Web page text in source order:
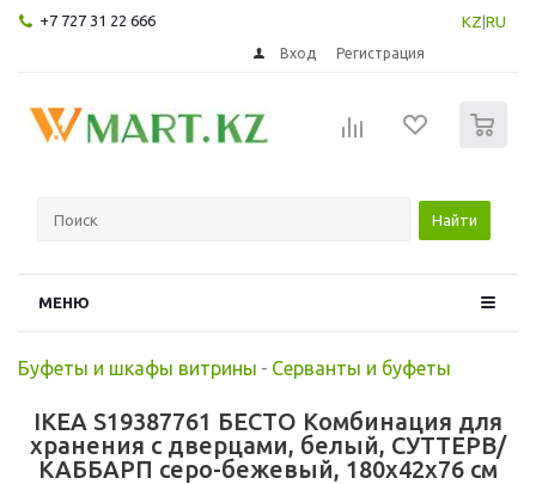
+7 727 31 22 666 KZ RU
Вход Регистрация
Найти
МЕНЮ
Буфеты и шкафы витрины - Серванты и буфеты
IKEA S19387761 БЕСТО Комбинация для
хранения с дверцами, белый, СУТТЕРВ/
КАББАРП серо-бежевый, 180x42x76 см